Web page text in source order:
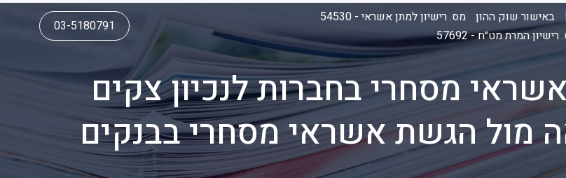
באישור שוק ההון מס. רישיון למתן אשראי - 54530
המרת מט״ח - 57692
03-5180791
מסחרי בחברות לנכיון צקים
מול הגשת אשראי מסחרי בבנקים